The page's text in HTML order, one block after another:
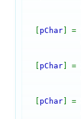
pChar] =
pChar] =
pChar] =